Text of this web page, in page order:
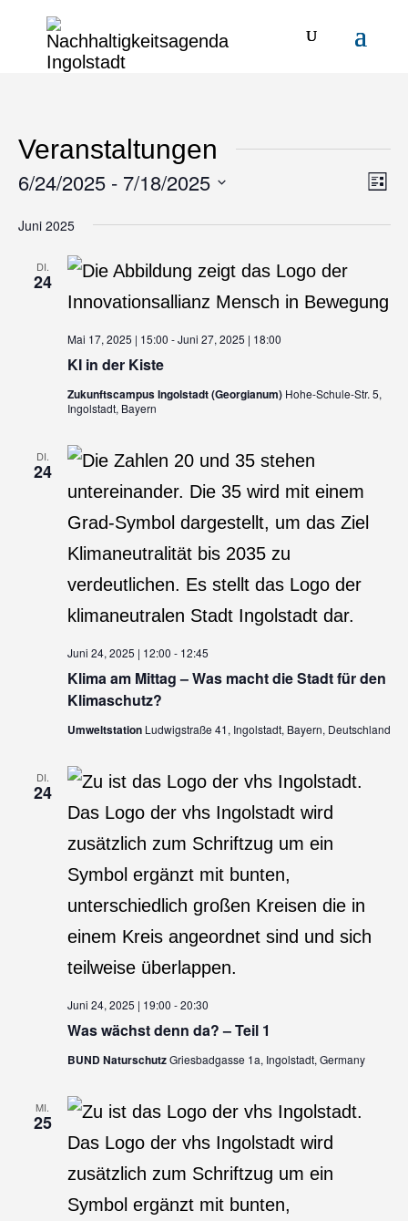
Veranstaltungen
Liste
6/24/2025 - 7/18/2025
Juni 2025
DI.
24
KI in der Kiste
Mai 17, 2025 | 15:00 -Juni 27, 2025 | 18:00
Zukunftscampus Ingolstadt (Georgianum) Hohe-Schule-Str. 5,
Ingolstadt, Bayern
DI.
24
Klima am Mittag – Was macht die Stadt für den
Klimaschutz?
Juni 24, 2025 | 12:00 - 12:45
Umweltstation Ludwigstraße 41, Ingolstadt, Bayern, Deutschland
DI.
24
Was wächst denn da? – Teil 1
Juni 24, 2025 | 19:00 -20:30
BUND NaturschutzGriesbadgasse 1a, Ingolstadt, Germany
MI.
25